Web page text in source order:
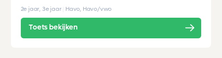
2e jaar, 3e jaar Havo, Havo/vwo
Toets bekijken